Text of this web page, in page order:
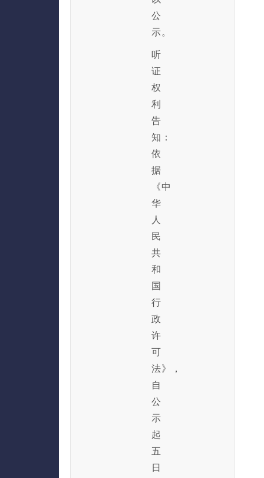
公
示。
听
证
权
利
告
知：
依
据
《中
华
人
民
共
和
国
行
政
许
可
法》，
自
公
示
起
五
日